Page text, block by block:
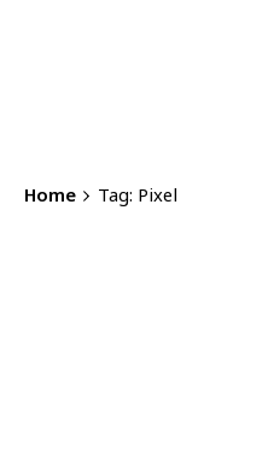
Home Tag: Pixel